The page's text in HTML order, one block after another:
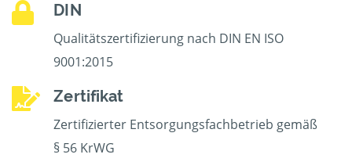
DIN
Qualitätszertifizierung nach DIN EN ISO
9001:2015
Zertifikat
Zertifizierter Entsorgungsfachbetrieb gemäß
§ 56 KrWG